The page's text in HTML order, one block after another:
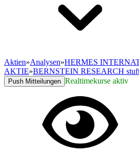
Aktien»Analysen»HERMES
AKTIE»BERNSTEIN RESEARCH
Push Mitteilungen Realtimekurse aktiv